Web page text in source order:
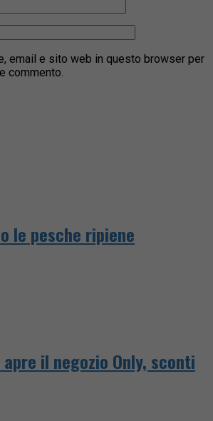
email e sito web in questo browser per
commento.
le pesche ripiene
il negozio Only, sconti